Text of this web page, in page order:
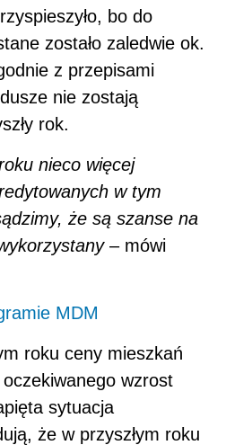
bo do
zostało zaledwie ok.
z przepisami
nie zostają
rok.
nieco więcej
w tym
że są szanse na
– mówi
MDM
roku ceny mieszkań
wzrost
sytuacja
że w przyszłym roku